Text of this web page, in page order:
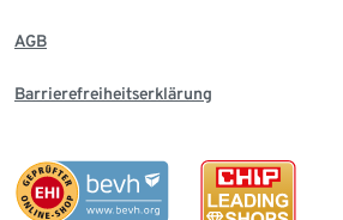
AGB
Barrierefreiheitserklärung